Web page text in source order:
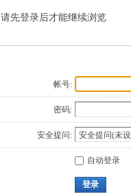
请先登录后才能继续浏览
帐号:
密码:
安全提问:
自动登录
登录